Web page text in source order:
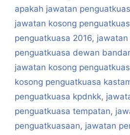
apakah jawatan
jawatan kosong
penguatkuasa 2016, jawatan
penguatkuasa dewan
jawatan kosong
kosong penguatkuasa
penguatkuasa kpdnkk,
penguatkuasa tempatan,
penguatkuasaan, jawatan